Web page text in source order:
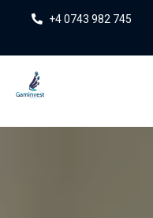
+4 0743 982 745